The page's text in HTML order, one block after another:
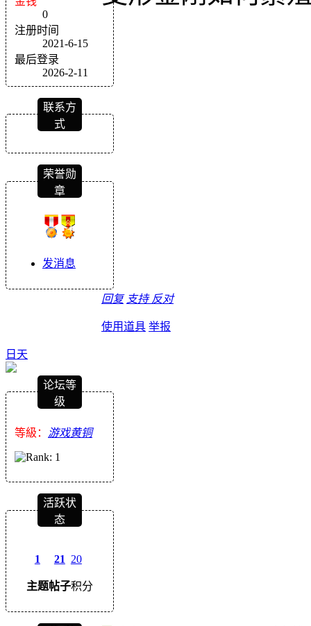
0
注册时间
2021-6-15
最后登录
2026-2-11
联系方
式
荣誉勋
章
发消息
回复 支持 反对
使用道具 举报
日天
论坛等
级
等級： 游戏黄铜
活跃状
态
1
主题
21
帖子
20
积分